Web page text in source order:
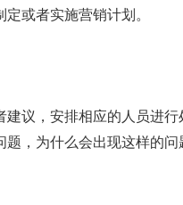
或者实施营销计划。
建议，安排相应的人员进
题，为什么会出现这样的